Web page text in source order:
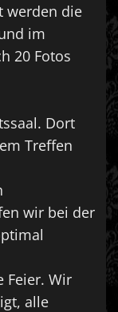
werden die
im
20 Fotos
Dort
Treffen
wir bei der
Feier. Wir
alle